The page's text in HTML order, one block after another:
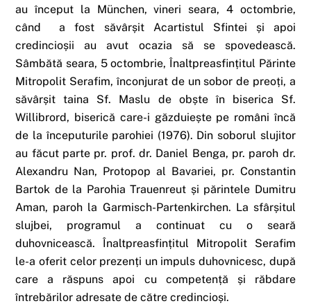
au început la München, vineri seara, 4 octombrie,
când a fost săvârșit Acartistul Sfintei și apoi
credincioșii au avut ocazia să se spovedească.
Sâmbătă seara, 5 octombrie, Înaltpreasfințitul Părinte
Mitropolit Serafim, înconjurat de un sobor de preoți, a
săvârșit taina Sf. Maslu de obște în biserica Sf.
Willibrord, biserică care-i găzduiește pe români încă
de la începuturile parohiei (1976). Din soborul slujitor
au făcut parte pr. prof. dr. Daniel Benga, pr. paroh dr.
Alexandru Nan, Protopop al Bavariei, pr. Constantin
Bartok de la Parohia Trauenreut și părintele Dumitru
Aman, paroh la Garmisch-Partenkirchen. La sfârșitul
slujbei, programul a continuat cu o seară
duhovnicească. Înaltpreasfințitul Mitropolit Serafim
le-a oferit celor prezenți un impuls duhovnicesc, după
care a răspuns apoi cu competență și răbdare
întrebărilor adresate de către credincioși.